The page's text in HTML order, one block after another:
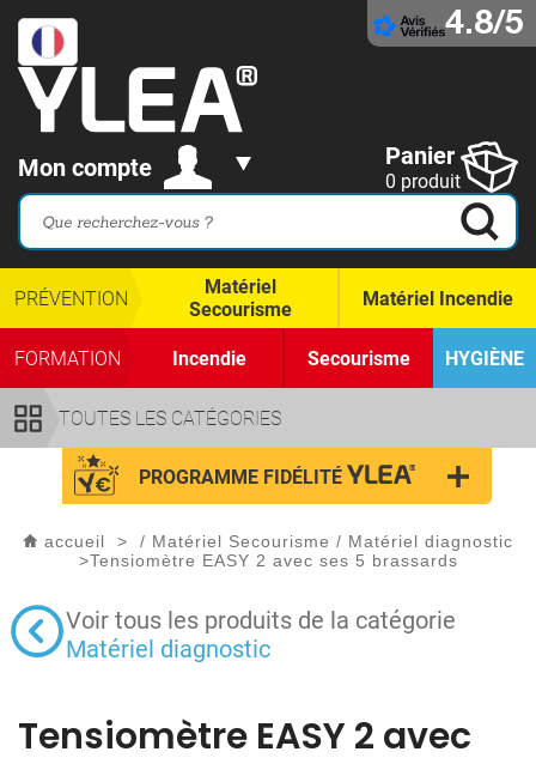
4.8/5
Mon compte Panier
0 produit
TOUTES LES CATÉGORIES
PRÉVENTION
Matériel
Secourisme
Matériel Incendie
FORMATION Incendie Secourisme HYGIÈNE
PROGRAMME FIDÉLITÉ
accueil > / Matériel Secourisme / Matériel diagnostic
>Tensiomètre EASY 2 avec ses 5 brassards
Voir tous les produits de la catégorie
Matériel diagnostic
Tensiomètre EASY 2 avec